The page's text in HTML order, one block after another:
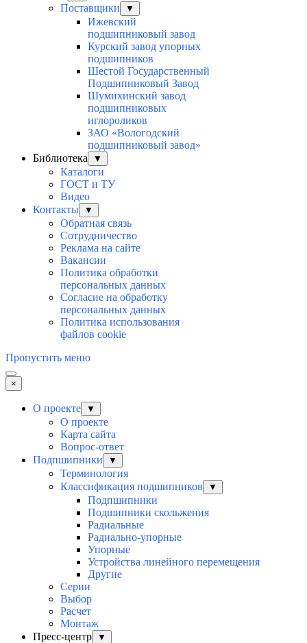
Поставщики ▼
Ижевский
подшипниковый завод
Курский завод упорных
подшипников
Шестой Государственный
Подшипниковый Завод
Шумихинский завод
подшипниковых
иглороликов
ЗАО «Вологодский
подшипниковый завод»
Библиотека
▼
Каталоги
ГОСТ и ТУ
Видео
Контакты
▼
Обратная связь
Сотрудничество
Реклама на сайте
Вакансии
Политика обработки
персональных данных
Согласие на обработку
персональных данных
Политика использования
файлов cookie
Пропустить меню
×
О проекте ▼
О проекте
Карта сайта
Вопрос-ответ
Подпшипники
▼
Терминология
Классификация подшипников
▼
Подпшипники
Подшипники скольжения
Радиальные
Радиально-упорные
Упорные
Устройства линейного перемещения
Другие
Серии
Выбор
Раcчет
Монтаж
Пресс-центр
▼